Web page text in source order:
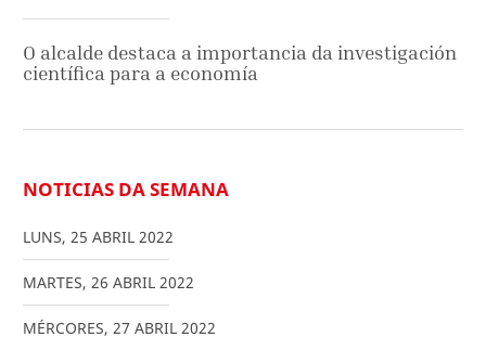
O alcalde destaca a importancia da investigación
científica para a economía
NOTICIAS DA SEMANA
LUNS, 25 ABRIL 2022
MARTES, 26 ABRIL 2022
MÉRCORES, 27 ABRIL 2022